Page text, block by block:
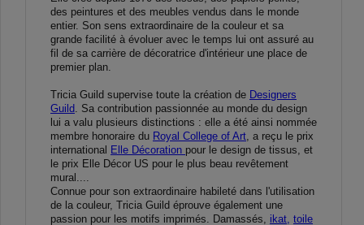
des peintures et des meubles vendus dans le monde
entier. Son sens extraordinaire de la couleur et sa
grande facilité à évoluer avec le temps lui ont assuré au
fil de sa carrière de décoratrice d'intérieur une place de
premier plan.
Tricia Guild supervise toute la création de Designers
Guild. Sa contribution passionnée au monde du design
lui a valu plusieurs distinctions : elle a été ainsi nommée
membre honoraire du Royal College of Art, a reçu le prix
international Elle Décoration pour le design de tissus, et
le prix Elle Décor US pour le plus beau revêtement
mural....
Connue pour son extraordinaire habileté dans l'utilisation
de la couleur, Tricia Guild éprouve également une
passion pour les motifs imprimés. Damassés, ikat, toile